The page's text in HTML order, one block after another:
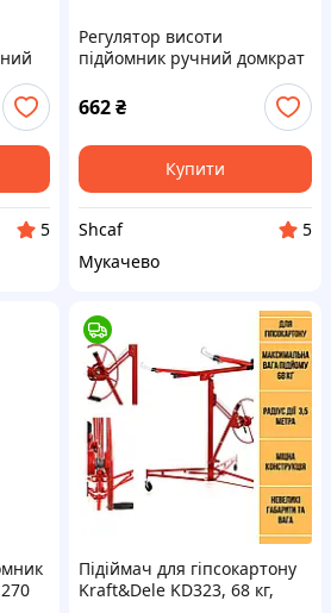
5
Регулятор висоти
підйомник ручний домкрат
гіпсокартону економічний
важіль універсальний
662₴
Купити
Shcaf
5
Мукачево
Підіймач для гіпсокартону
Kraft&Dele KD323, 68 кг,